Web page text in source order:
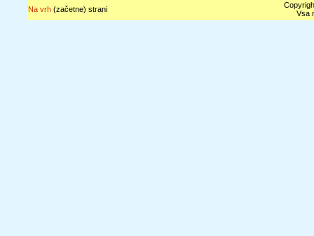
Na vrh(začetne) strani
Vsa